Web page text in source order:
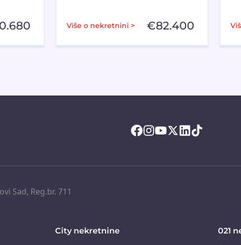
Više o nekretnini > €82.400
Sad, Reg.br. 711
City nekretnine 021